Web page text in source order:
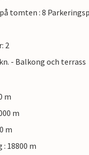
tomten : 8
2
- Balkong och terrass
m
m
m
18800 m